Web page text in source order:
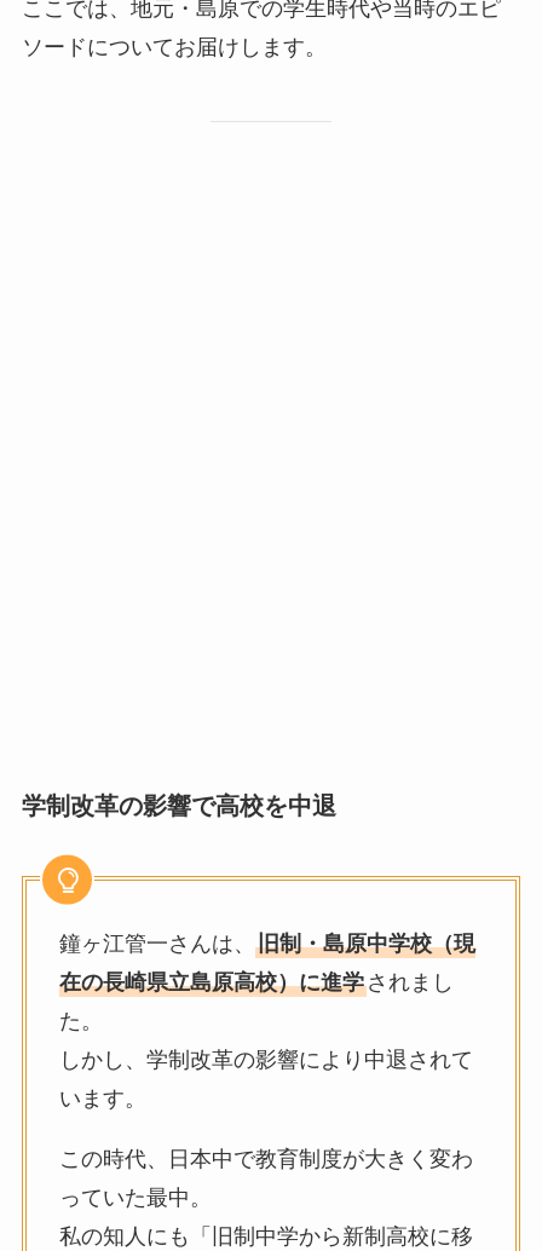
ここでは、地元・島原での学生時代や当時のエピ
ソードについてお届けします。
学制改革の影響で高校を中退
鐘ヶ江管一さんは、 旧制・島原中学校（現
在の長崎県立島原高校）に進学されまし
た。
しかし、学制改革の影響により中退されて
います。
この時代、日本中で教育制度が大きく変わ
っていた最中。
私の知人にも「旧制中学から新制高校に移